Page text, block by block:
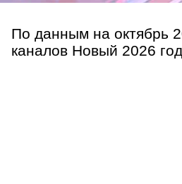
По данным на октябрь
каналов Новый 2026